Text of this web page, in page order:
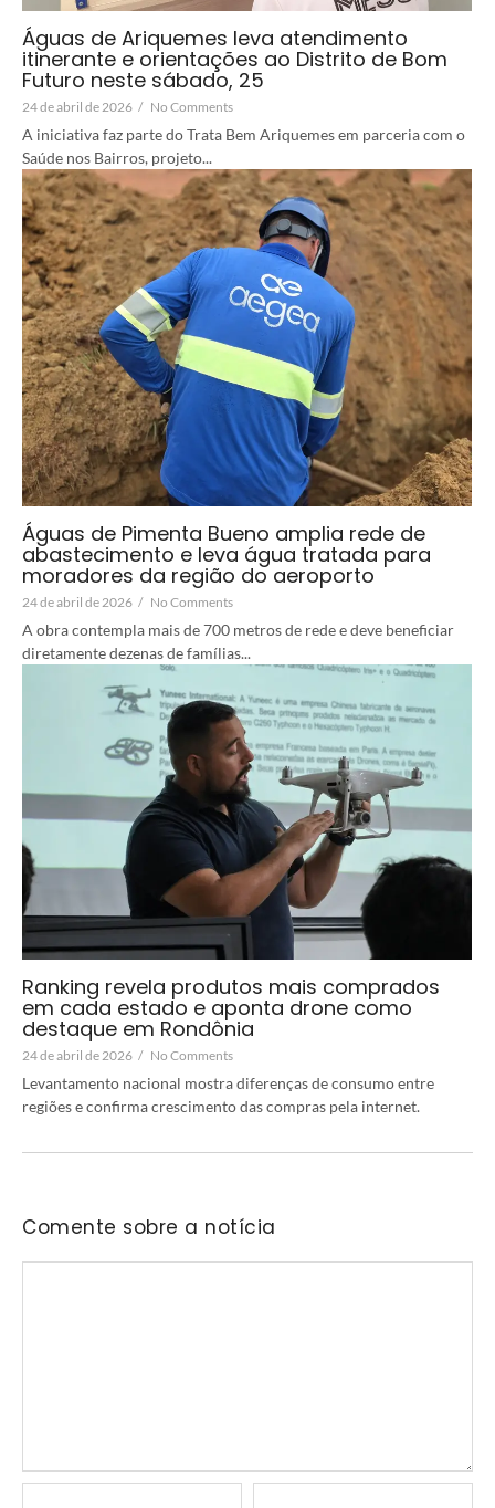
Águas de Ariquemes leva atendimento
itinerante e orientações ao Distrito de Bom
Futuro neste sábado, 25
24 de abril de 2026 / No Comments
A iniciativa faz parte do Trata Bem Ariquemes em parceria com o
Saúde nos Bairros, projeto...
Águas de Pimenta Bueno amplia rede de
abastecimento e leva água tratada para
moradores da região do aeroporto
24 de abril de 2026 / No Comments
A obra contempla mais de 700 metros de rede e deve beneficiar
diretamente dezenas de famílias...
Ranking revela produtos mais comprados
em cada estado e aponta drone como
destaque em Rondônia
24 de abril de 2026 / No Comments
Levantamento nacional mostra diferenças de consumo entre
regiões e confirma crescimento das compras pela internet.
Comente sobre a notícia